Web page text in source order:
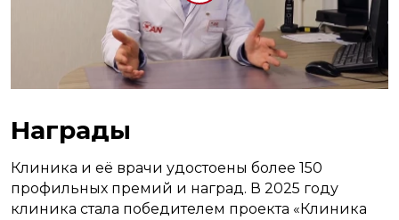
Награды
Клиника и её врачи удостоены более 150
профильных премий и наград. В 2025 году
клиника стала победителем проекта «Клиника